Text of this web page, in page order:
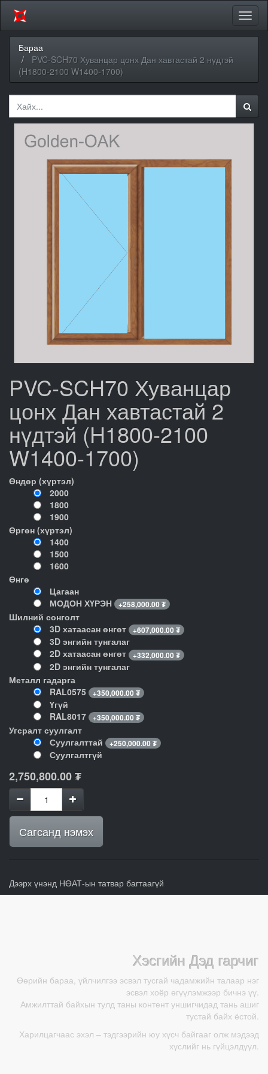
Бараа
PVC-SCH70 Хуванцар цонх Дан хавтастай 2 нүдтэй
(H1800-2100 W1400-1700)
PVC-SCH70 Хуванцар
цонх Дан хавтастай 2
нүдтэй (H1800-2100
W1400-1700)
Өндөр (хүртэл)
2000
1800
1900
Өргөн (хүртэл)
1400
1500
1600
Өнгө
Цагаан
МОДОН ХҮРЭН
+258,000.00 ₮
Шилний сонголт
3D хатаасан өнгөт
+607,000.00 ₮
3D энгийн тунгалаг
2D хатаасан өнгөт
+332,000.00 ₮
2D энгийн тунгалаг
Металл гадарга
RAL0575
+350,000.00 ₮
Үгүй
RAL8017
+350,000.00 ₮
Угсралт суулгалт
Суулгалттай
+250,000.00 ₮
Суулгалтгүй
2,750,800.00₮
Сагсанд нэмэх
Дээрх үнэнд НӨАТ-ын татвар багтаагүй
Хэсгийн Дэд гарчиг
Өөрийн бараа, үйлчилгээ эсвэл тусгай чадамжийн талаар нэг
эсвэл хоёр өгүүлэмжээр бичнэ үү.
Амжилттай байхын тулд таны контент уншигчидад тань ашиг
тустай байх ёстой.
Харилцагчаас эхэл – тэдгээрийн юу хүсч байгааг олж мэдээд
хүслийг нь гүйцэлдүүл.